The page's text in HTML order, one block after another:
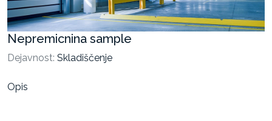
za
oddajo
in
Nepremicnina sample
Dejavnost: Skladiščenje
Opis